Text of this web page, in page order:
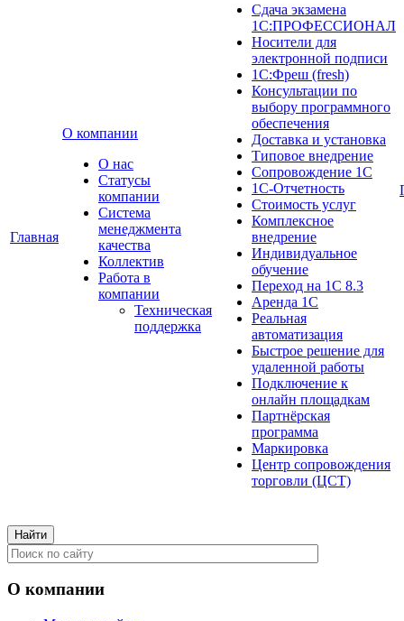
Главная
О компании
О нас
Cтатусы
компании
Система
менеджмента
качества
Коллектив
Работа в
компании
Техническая
поддержка
Сдача экзамена
1С:ПРОФЕССИОНАЛ
Носители для
электронной подписи
1С:Фреш (fresh)
Консультации по
выбору программного
обеспечения
Доставка и установка
Типовое внедрение
Сопровождение 1С
1С-Отчетность
Стоимость услуг
Комплексное
внедрение
Индивидуальное
обучение
Переход на 1С 8.3
Аренда 1С
Реальная
автоматизация
Быстрое решение для
удаленной работы
Подключение к
онлайн площадкам
Партнёрская
программа
Маркировка
Центр сопровождения
торговли (ЦСТ)
О компании